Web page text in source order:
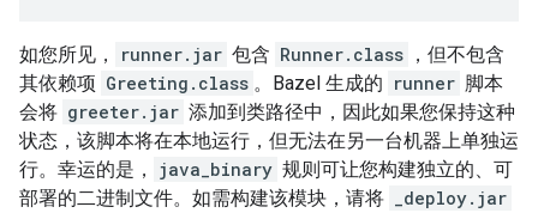
如您所见， runner.jar 包含 Runner.class ，但不包含
其依赖项 Greeting.class 。Bazel 生成的 runner 脚本
会将 greeter.jar 添加到类路径中，因此如果您保持这种
状态，该脚本将在本地运行，但无法在另一台机器上单独运
行。幸运的是，
java_binary 规则可让您构建独立的、可
部署的二进制文件。如需构建该模块，请将
_deploy.jar